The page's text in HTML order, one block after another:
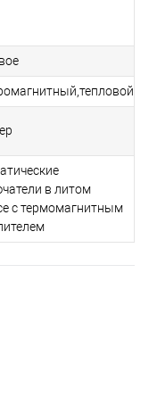
в литом
с термомагнитным